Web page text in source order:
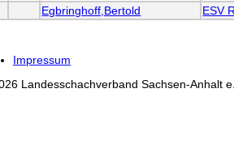
Egbringhoff,Bertold ESV
Impressum
Landesschachverband Sachsen-Anhalt